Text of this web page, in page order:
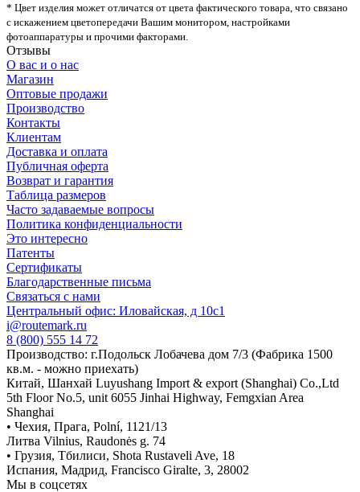
* Цвет изделия может отличатся от цвета фактического товара, что связано
с искажением цветопередачи Вашим монитором, настройками
фотоаппаратуры и прочими факторами.
Отзывы
О вас и о нас
Магазин
Оптовые продажи
Производство
Контакты
Клиентам
Доставка и оплата
Публичная оферта
Возврат и гарантия
Таблица размеров
Часто задаваемые вопросы
Политика конфиденциальности
Это интересно
Патенты
Сертификаты
Благодарственные письма
Связаться с нами
Центральный офис: Иловайская, д 10с1
i@routemark.ru
8 (800) 555 14 72
Производство: г.Подольск Лобачева дом 7/3 (Фабрика 1500
кв.м. - можно приехать)
Китай, Шанхай Luyushang Import & export (Shanghai) Co.,Ltd
5th Floor No.5, unit 6055 Jinhai Highway, Femgxian Area
Shanghai
• Чехия, Прага, Polní, 1121/13
Литва Vilnius, Raudonės g. 74
• Грузия, Тбилиси, Shota Rustaveli Ave, 18
Испания, Мадрид, Francisco Giralte, 3, 28002
Мы в соцсетях